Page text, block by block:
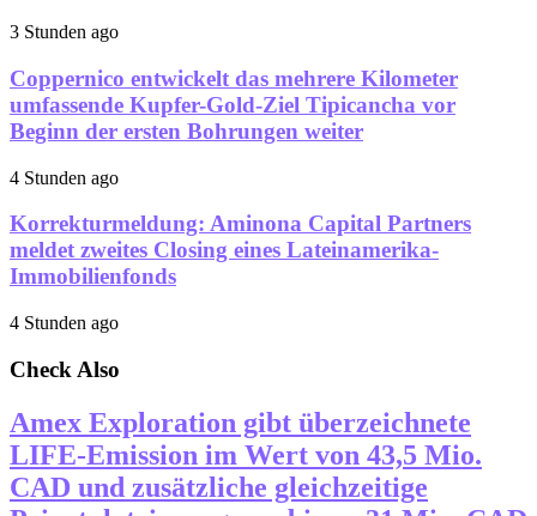
3 Stunden ago
Coppernico entwickelt das mehrere Kilometer
umfassende Kupfer-Gold-Ziel Tipicancha vor
Beginn der ersten Bohrungen weiter
4 Stunden ago
Korrekturmeldung: Aminona Capital Partners
meldet zweites Closing eines Lateinamerika-
Immobilienfonds
4 Stunden ago
Check Also
Amex Exploration gibt überzeichnete
LIFE-Emission im Wert von 43,5 Mio.
CAD und zusätzliche gleichzeitige